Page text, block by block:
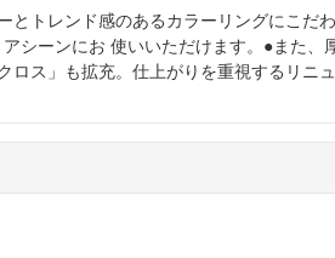
とトレンド感のあるカラーリングにこだ
シーンにお 使いいただけます。●また、
ロス」も拡充。仕上がりを重視するリニ